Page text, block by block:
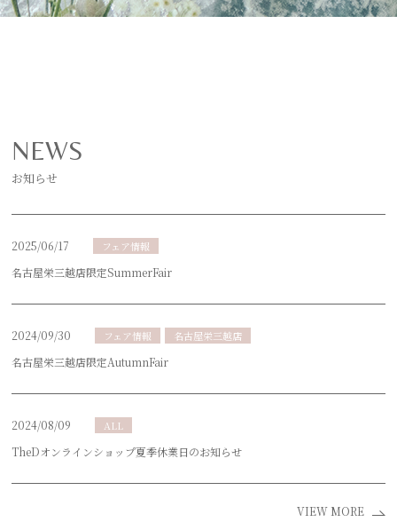
NEWS
お知らせ
2025/06/17 フェア情報
名古屋栄三越店限定SummerFair
2024/09/30 フェア情報 名古屋栄三越店
名古屋栄三越店限定AutumnFair
2024/08/09 ALL
TheDオンラインショップ夏季休業日のお知らせ
VIEW MORE